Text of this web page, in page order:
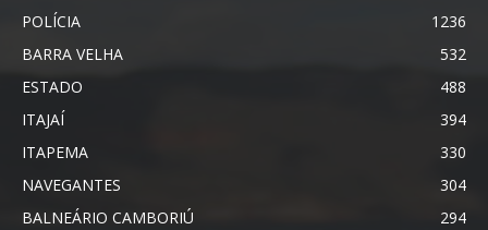
POLÍCIA
1236
BARRA VELHA
532
ESTADO
488
ITAJAÍ
394
ITAPEMA
330
NAVEGANTES
304
BALNEÁRIO CAMBORIÚ
294